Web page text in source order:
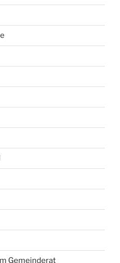
Gemeinderat